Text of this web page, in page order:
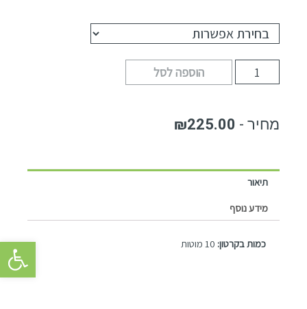
פתח
הוספה לסל
₪225.00
תיאור
מידע נוסף
כמות בקרטון: